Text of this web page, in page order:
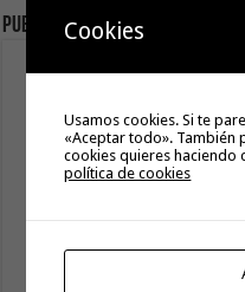
PublicidadCookies
Usamos cookies. Si te
«Aceptar todo». También
cookies quieres haciendo
política de cookies